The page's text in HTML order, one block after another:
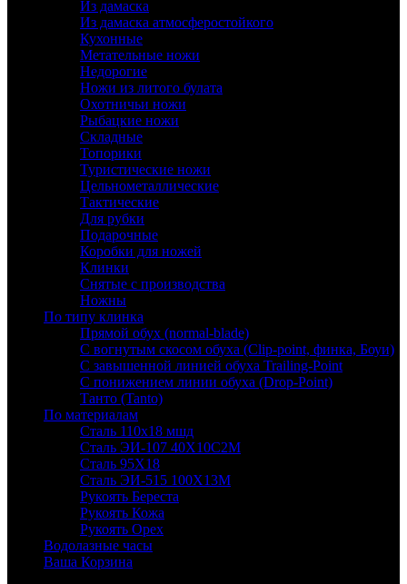
Из дамаска
Из дамаска атмосферостойкого
Кухонные
Метательные ножи
Недорогие
Ножи из литого булата
Охотничьи ножи
Рыбацкие ножи
Складные
Топорики
Туристические ножи
Цельнометаллические
Тактические
Для рубки
Подарочные
Коробки для ножей
Клинки
Снятые с производства
Ножны
По типу клинка
Прямой обух (normal-blade)
С вогнутым скосом обуха (Clip-point, финка, Боуи)
С завышенной линией обуха Trailing-Point
С понижением линии обуха (Drop-Point)
Танто (Tanto)
По материалам
Сталь 110х18 мшд
Сталь ЭИ-107 40Х10С2М
Сталь 95Х18
Сталь ЭИ-515 100Х13М
Рукоять Береста
Рукоять Кожа
Рукоять Орех
Водолазные часы
Ваша Корзина